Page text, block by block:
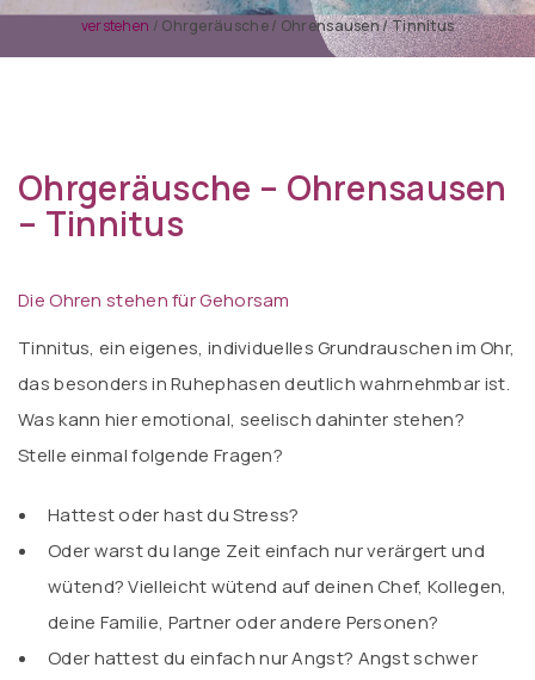
verstehen / Ohrgeräusche / Ohrensausen / Tinnitus
Ohrgeräusche – Ohrensausen
– Tinnitus
Die Ohren stehen für Gehorsam
Tinnitus, ein eigenes, individuelles Grundrauschen im Ohr,
das besonders in Ruhephasen deutlich wahrnehmbar ist.
Was kann hier emotional, seelisch dahinter stehen?
Stelle einmal folgende Fragen?
Hattest oder hast du Stress?
Oder warst du lange Zeit einfach nur verärgert und
wütend? Vielleicht wütend auf deinen Chef, Kollegen,
deine Familie, Partner oder andere Personen?
Oder hattest du einfach nur Angst? Angst schwer